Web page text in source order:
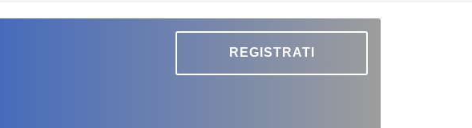
REGISTRATI